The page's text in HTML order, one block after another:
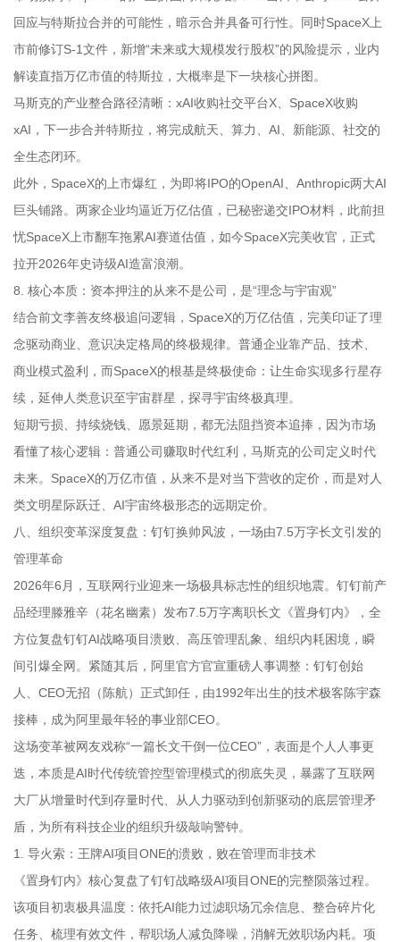
回应与特斯拉合并的可能性，暗示合并具备可行性。同时SpaceX上
市前修订S-1文件，新增“未来或大规模发行股权”的风险提示，业内
解读直指万亿市值的特斯拉，大概率是下一块核心拼图。
马斯克的产业整合路径清晰：xAI收购社交平台X、SpaceX收购
xAI，下一步合并特斯拉，将完成航天、算力、AI、新能源、社交的
全生态闭环。
此外，SpaceX的上市爆红，为即将IPO的OpenAI、Anthropic两大AI
巨头铺路。两家企业均逼近万亿估值，已秘密递交IPO材料，此前担
忧SpaceX上市翻车拖累AI赛道估值，如今SpaceX完美收官，正式
拉开2026年史诗级AI造富浪潮。
8. 核心本质：资本押注的从来不是公司，是“理念与宇宙观”
结合前文李善友终极追问逻辑，SpaceX的万亿估值，完美印证了理
念驱动商业、意识决定格局的终极规律。普通企业靠产品、技术、
商业模式盈利，而SpaceX的根基是终极使命：让生命实现多行星存
续，延伸人类意识至宇宙群星，探寻宇宙终极真理。
短期亏损、持续烧钱、愿景延期，都无法阻挡资本追捧，因为市场
看懂了核心逻辑：普通公司赚取时代红利，马斯克的公司定义时代
未来。SpaceX的万亿市值，从来不是对当下营收的定价，而是对人
类文明星际跃迁、AI宇宙终极形态的远期定价。
八、组织变革深度复盘：钉钉换帅风波，一场由7.5万字长文引发的
管理革命
2026年6月，互联网行业迎来一场极具标志性的组织地震。钉钉前产
品经理滕雅辛（花名幽素）发布7.5万字离职长文《置身钉内》，全
方位复盘钉钉AI战略项目溃败、高压管理乱象、组织内耗困境，瞬
间引爆全网。紧随其后，阿里官方官宣重磅人事调整：钉钉创始
人、CEO无招（陈航）正式卸任，由1992年出生的技术极客陈宇森
接棒，成为阿里最年轻的事业部CEO。
这场变革被网友戏称“一篇长文干倒一位CEO”，表面是个人人事更
迭，本质是AI时代传统管控型管理模式的彻底失灵，暴露了互联网
大厂从增量时代到存量时代、从人力驱动到创新驱动的底层管理矛
盾，为所有科技企业的组织升级敲响警钟。
1. 导火索：王牌AI项目ONE的溃败，败在管理而非技术
《置身钉内》核心复盘了钉钉战略级AI项目ONE的完整陨落过程。
该项目初衷极具温度：依托AI能力过滤职场冗余信息、整合碎片化
任务、梳理有效文件，帮职场人减负降噪，消解无效职场内耗。项